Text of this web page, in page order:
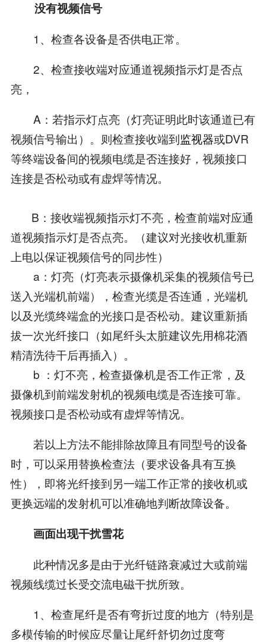
没有视频信号
1、检查各设备是否供电正常。
2、检查接收端对应通道视频指示灯是否点
亮，
A：若指示灯点亮（灯亮证明此时该通道已有
视频信号输出）。则检查接收端到监视器或DVR
等终端设备间的视频电缆是否连接好，视频接口
连接是否松动或有虚焊等情况。
B：接收端视频指示灯不亮，检查前端对应通
道视频指示灯是否点亮。（建议对光接收机重新
上电以保证视频信号的同步性）
a：灯亮（灯亮表示摄像机采集的视频信号已
送入光端机前端），检查光缆是否连通，光端机
以及光缆终端盒的光接口是否松动。建议重新插
拔一次光纤接口（如尾纤头太脏建议先用棉花酒
精清洗待干后再插入）。
b ：灯不亮，检查摄像机是否工作正常，及
摄像机到前端发射机的视频电缆是否连接可靠。
视频接口是否松动或有虚焊等情况。
若以上方法不能排除故障且有同型号的设备
时，可以采用替换检查法（要求设备具有互换
性），即将光纤接到另一端工作正常的接收机或
更换远端的发射机可以准确地判断故障设备。
画面出现干扰雪花
此种情况多是由于光纤链路衰减过大或前端
视频线缆过长受交流电磁干扰所致。
1、检查尾纤是否有弯折过度的地方（特别是
多模传输的时候应尽量让尾纤舒切勿过度弯